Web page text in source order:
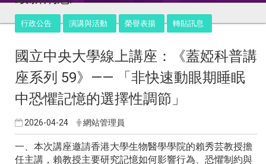
行政公告 演講與活動 榮譽表揚 轉貼訊息
國立中央大學線上講座：《蓋婭科普講
座系列 59》—— 「非快速動眼期睡眠
中恐懼記憶的選擇性調節」
2026-04-24 網站管理員
一、本次講座邀請香港大學生物醫學學院的賴秀芸教授擔
任主講，賴教授主要研究記憶如何影響行為、恐懼制約與